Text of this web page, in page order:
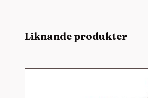
Liknande produkter